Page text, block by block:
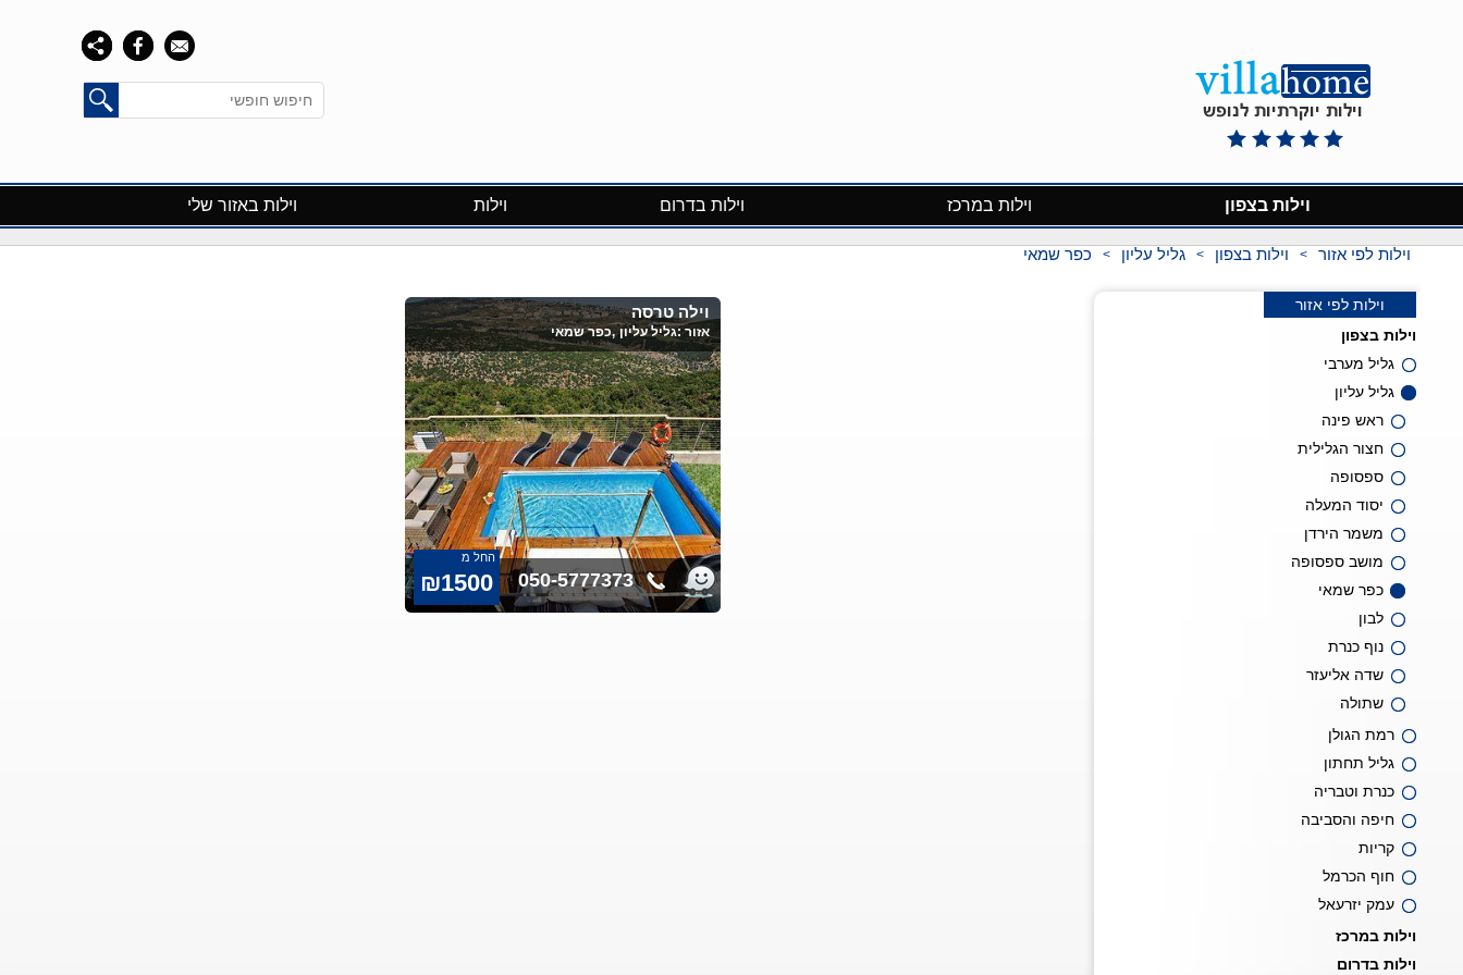
וילות בצפון וילות במרכז וילות בדרום וילות וילות באזור שלי
וילות לפי אזור > וילות בצפון > גליל עליון > כפר שמאי
וילות לפי אזור
וילות בצפון
גליל מערבי
גליל עליון
ראש פינה
חצור הגלילית
ספסופה
יסוד המעלה
משמר הירדן
מושב ספסופה
כפר שמאי
לבון
נוף כנרת
שדה אליעזר
שתולה
רמת הגולן
גליל תחתון
כנרת וטבריה
חיפה והסביבה
קריות
חוף הכרמל
עמק יזרעאל
וילות במרכז
וילות בדרום
החל מ
₪1500 050-5777373
וילה טרסה
אזור :גליל עליון ,כפר שמאי